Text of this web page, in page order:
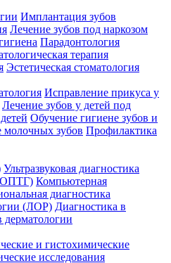
Имплантация зубов
Лечение зубов под наркозом
Парадонтология
терапия
Эстетическая стоматология
Исправление прикуса у
Лечение зубов у детей под
Обучение гигиене зубов и
молочных зубов Профилактика
Ультразвуковая диагностика
Компьютерная
диагностика
(ЛОР) Диагностика в
дерматологии
и гистохимические
исследования